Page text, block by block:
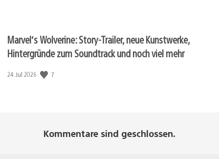
Marvel‘s Wolverine: Story-Trailer, neue Kunstwerke,
Hintergründe zum Soundtrack und noch viel mehr
Veröffentlichungsdatum:
24. Jul 2026 7
Kommentare sind geschlossen.